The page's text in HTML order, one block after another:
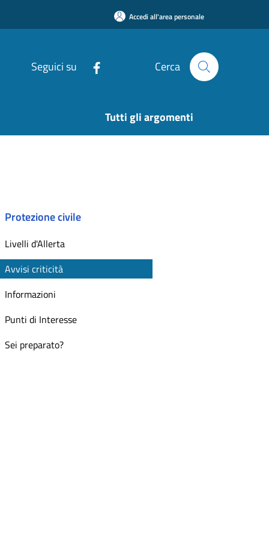
Accedi all'area personale
Seguici su Cerca
Tutti gli argomenti
Protezione civile
Livelli d'Allerta
Avvisi criticità
Informazioni
Punti di Interesse
Sei preparato?